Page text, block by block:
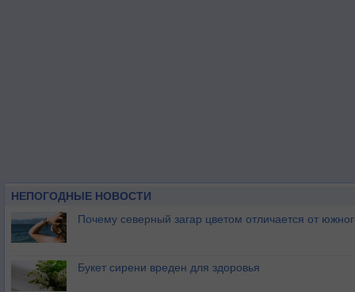
НЕПОГОДНЫЕ НОВОСТИ
Почему северный загар цветом отличается от
Букет сирени вреден для здоровья